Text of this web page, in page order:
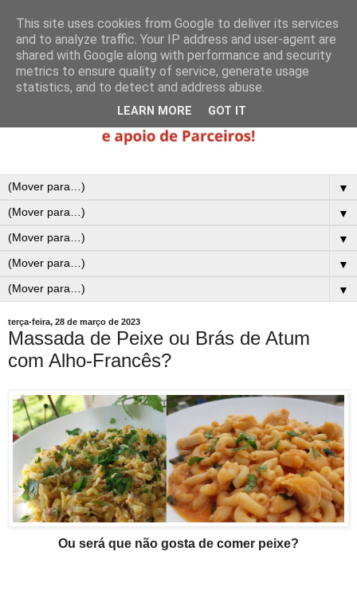
▼
▼
▼
▼
▼
terça-feira, 28 de março de 2023
Massada de Peixe ou Brás de Atum
com Alho-Francês?
Ou será que não gosta de comer peixe?
This site uses cookies from Google to deliver its services
and to analyze traffic. Your IP address and user-agent are
shared with Google along with performance and security
metrics to ensure quality of service, generate usage
statistics, and to detect and address abuse.
LEARN MORE GOT IT